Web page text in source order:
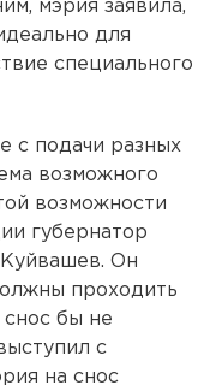
мэрия заявила,
для
специального
с подачи разных
возможного
возможности
губернатор
Он
проходить
бы не
с
на снос